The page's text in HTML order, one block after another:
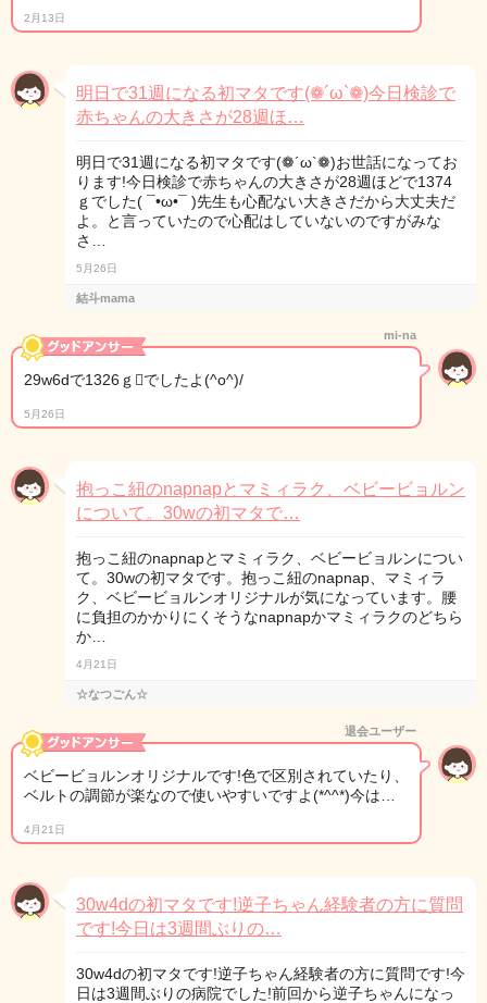
2月13日
明日で31週になる初マタです(❁´ω`❁)今日検診で
赤ちゃんの大きさが28週ほ…
明日で31週になる初マタです(❁´ω`❁)お世話になってお
ります!今日検診で赤ちゃんの大きさが28週ほどで1374
ｇでした( ¯•ω•¯ )先生も心配ない大きさだから大丈夫だ
よ。と言っていたので心配はしていないのですがみな
さ…
5月26日
結斗mama
mi-na
29w6dで1326ｇでしたよ(^o^)/
5月26日
抱っこ紐のnapnapとマミィラク、ベビービョルン
について。30wの初マタで…
抱っこ紐のnapnapとマミィラク、ベビービョルンについ
て。30wの初マタです。抱っこ紐のnapnap、マミィラ
ク、ベビービョルンオリジナルが気になっています。腰
に負担のかかりにくそうなnapnapかマミィラクのどちら
か…
4月21日
☆なつごん☆
退会ユーザー
ベビービョルンオリジナルです!色で区別されていたり、
ベルトの調節が楽なので使いやすいですよ(*^^*)今は…
4月21日
30w4dの初マタです!逆子ちゃん経験者の方に質問
です!今日は3週間ぶりの…
30w4dの初マタです!逆子ちゃん経験者の方に質問です!今
日は3週間ぶりの病院でした!前回から逆子ちゃんになっ